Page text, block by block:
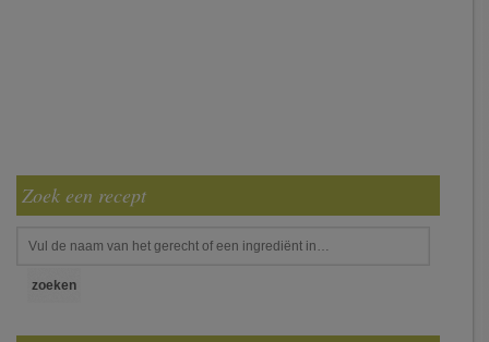
Zoek een recept